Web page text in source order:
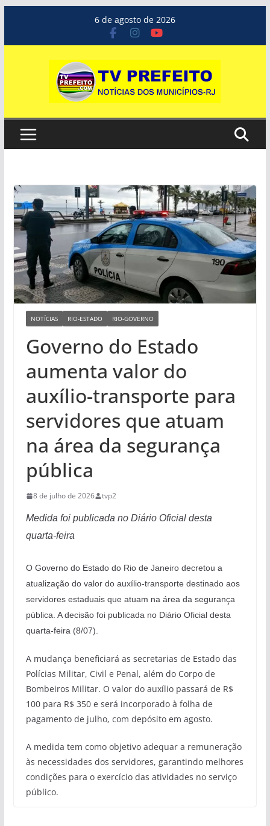
o
6 de agosto de 2026
NOTÍCIAS RIO-ESTADO RIO-GOVERNO
Governo do Estado
aumenta valor do
auxílio-transporte para
servidores que atuam
na área da segurança
pública
8 de julho de 2026 tvp2
Medida foi publicada no Diário Oficial desta
quarta-feira
O Governo do Estado do Rio de Janeiro decretou a
atualização do valor do auxílio-transporte destinado aos
servidores estaduais que atuam na área da segurança
pública. A decisão foi publicada no Diário Oficial desta
quarta-feira (8/07).
A mudança beneficiará as secretarias de Estado das
Polícias Militar, Civil e Penal, além do Corpo de
Bombeiros Militar. O valor do auxílio passará de R$
100 para R$ 350 e será incorporado à folha de
pagamento de julho, com depósito em agosto.
A medida tem como objetivo adequar a remuneração
às necessidades dos servidores, garantindo melhores
condições para o exercício das atividades no serviço
público.